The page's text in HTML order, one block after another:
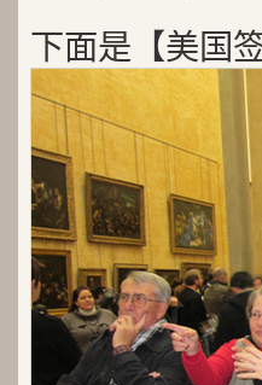
下面是【美国